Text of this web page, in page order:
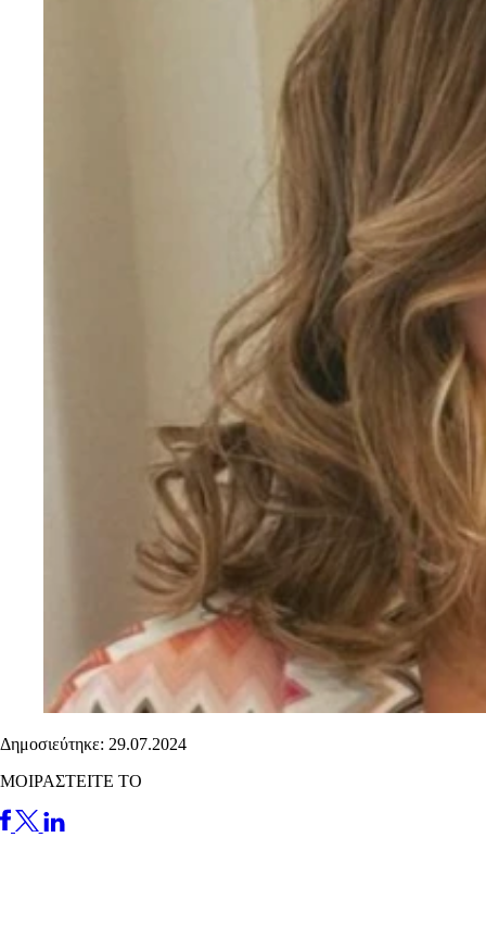
Δημοσιεύτηκε: 29.07.2024
ΜΟΙΡΑΣΤΕΙΤΕ ΤΟ